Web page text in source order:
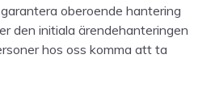
oberoende hanter­ing
den ini­tiala ären­de­hanterin­gen
hos oss kom­ma att ta